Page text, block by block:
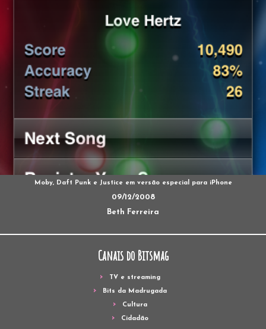
Moby, Daft Punk e Justice em versão especial para iPhone
09/12/2008
Beth Ferreira
Canais do Bitsmag
TV e streaming
Bits da Madrugada
Cultura
Cidadão